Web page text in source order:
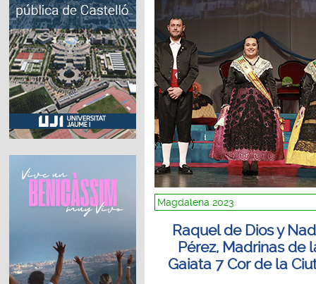
Magdalena 2023
Raquel de Dios y
Pérez, Madrinas de
Gaiata 7 Cor de la